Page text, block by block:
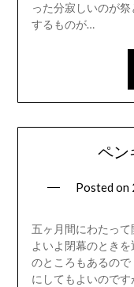
った分寂しいのが
するものが…
ペン
Posted on
五ヶ月間にわたっ
よいよ閉幕のとき
のところもあるの
にしてもよいので